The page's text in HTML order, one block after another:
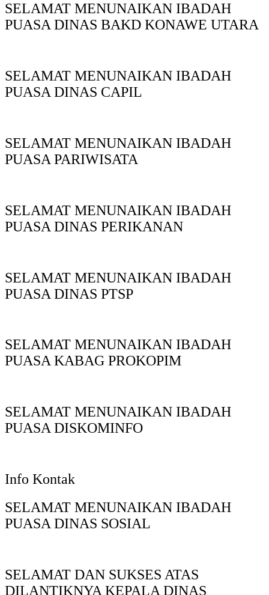
SELAMAT MENUNAIKAN IBADAH
PUASA DINAS BAKD KONAWE UTARA
SELAMAT MENUNAIKAN IBADAH
PUASA DINAS CAPIL
SELAMAT MENUNAIKAN IBADAH
PUASA PARIWISATA
SELAMAT MENUNAIKAN IBADAH
PUASA DINAS PERIKANAN
SELAMAT MENUNAIKAN IBADAH
PUASA DINAS PTSP
SELAMAT MENUNAIKAN IBADAH
PUASA KABAG PROKOPIM
SELAMAT MENUNAIKAN IBADAH
PUASA DISKOMINFO
Info Kontak
SELAMAT MENUNAIKAN IBADAH
PUASA DINAS SOSIAL
SELAMAT DAN SUKSES ATAS
DILANTIKNYA KEPALA DINAS